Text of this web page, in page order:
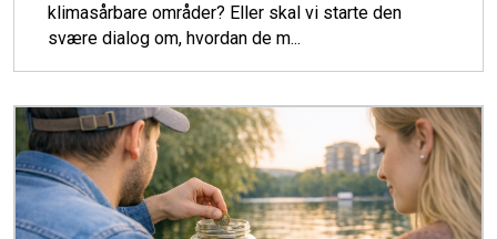
klimasårbare områder? Eller skal vi starte den
svære dialog om, hvordan de m...